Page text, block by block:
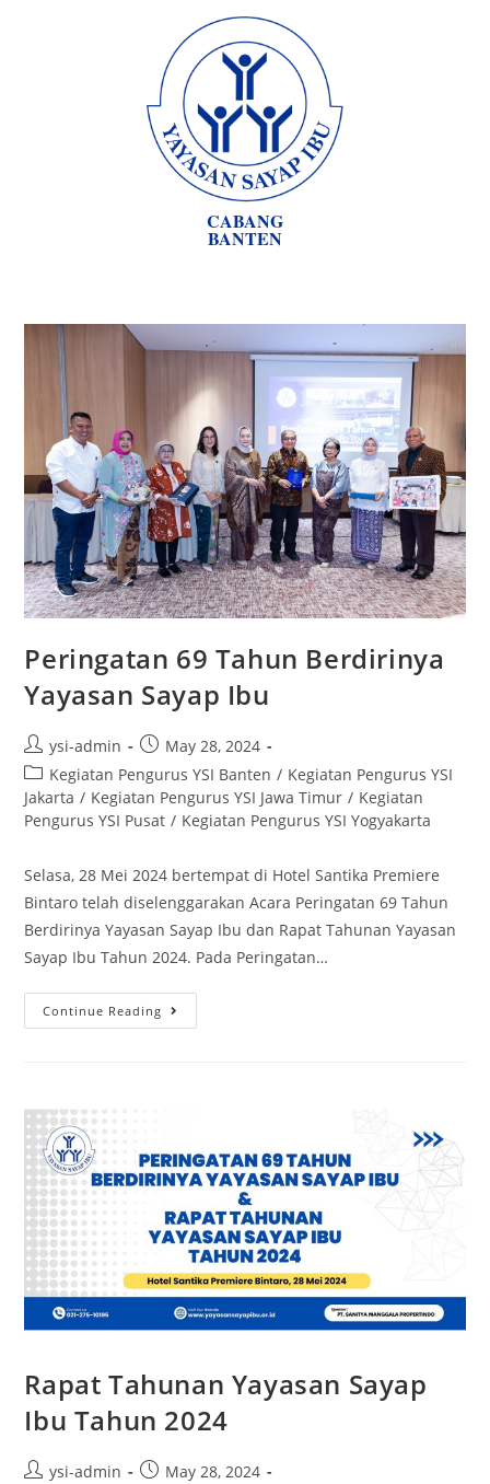
CABANG
BANTEN
Peringatan 69 Tahun Berdirinya
Yayasan Sayap Ibu
ysi-admin
May 28, 2024
Kegiatan Pengurus YSI Banten / Kegiatan Pengurus YSI
Jakarta / Kegiatan Pengurus YSI Jawa Timur / Kegiatan
Pengurus YSI Pusat / Kegiatan Pengurus YSI Yogyakarta
Selasa, 28 Mei 2024 bertempat di Hotel Santika Premiere
Bintaro telah diselenggarakan Acara Peringatan 69 Tahun
Berdirinya Yayasan Sayap Ibu dan Rapat Tahunan Yayasan
Sayap Ibu Tahun 2024. Pada Peringatan…
Continue Reading
Rapat Tahunan Yayasan Sayap
Ibu Tahun 2024
ysi-admin
May 28, 2024